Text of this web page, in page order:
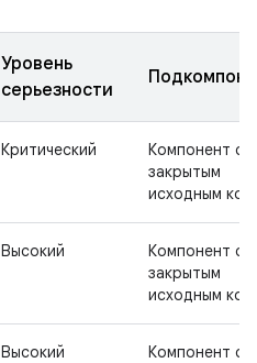
Уровень
серьезности
Критический
Компонент с
закрытым
исходным
Высокий
Компонент с
закрытым
исходным
Высокий
Компонент с